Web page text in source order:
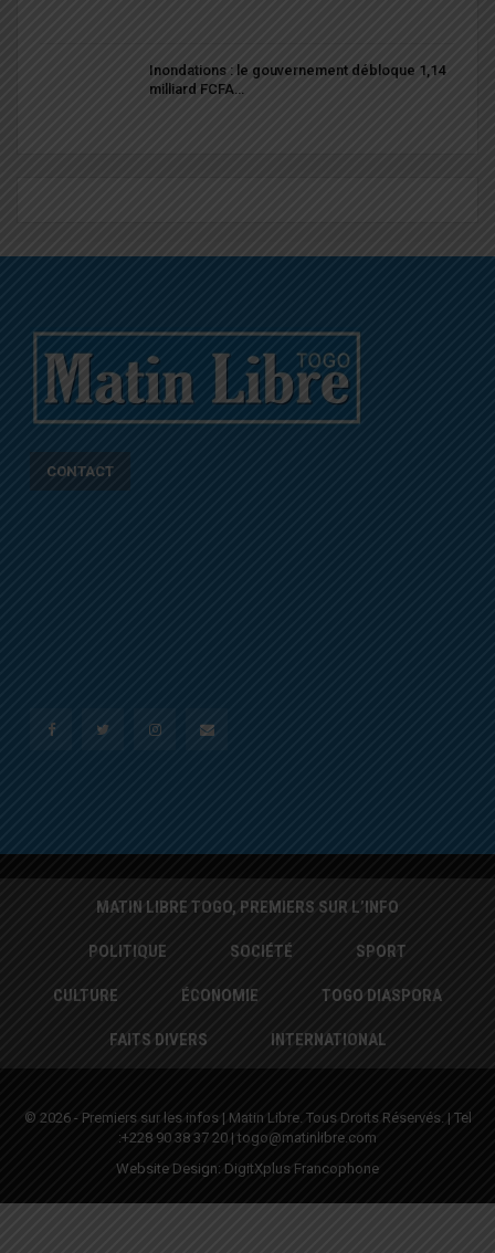
Inondations : le gouvernement débloque 1,14
milliard FCFA…
CONTACT
MATIN LIBRE TOGO, PREMIERS SUR L’INFO
POLITIQUE SOCIÉTÉ SPORT
CULTURE ÉCONOMIE TOGO DIASPORA
FAITS DIVERS INTERNATIONAL
© 2026 - Premiers sur les infos | Matin Libre. Tous Droits Réservés. | Tel
:+228 90 38 37 20 | togo@matinlibre.com
Website Design: DigitXplus Francophone